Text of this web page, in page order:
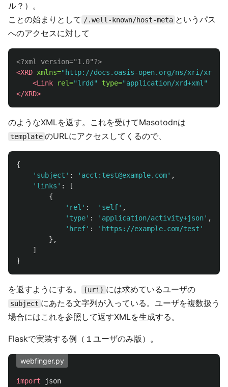
ル？）。
ことの始まりとして /.well-known/host-meta というパス
へのアクセスに対して
<?xml version="1.0"?>
<XRD xmlns="http://docs.oasis-open.org/ns/xri/xrd-
<Link
rel="lrdd" type="application/xrd+xml"
</XRD>
のようなXMLを返す。これを受けてMasotodnは
template のURLにアクセスしてくるので、
{
' subject ' : ' acct:test@example.com' ,
' links ' :
[
{
' rel ' : ' self' ,
' type' : ' application/activity+json' ,
' href' : ' https://example.com/test '
},
]
}
を返すようにする。 {uri} には求めているユーザの
subject にあたる文字列が入っている。ユーザを複数扱う
場合にはこれを参照して返すXMLを生成する。
Flaskで実装する例（１ユーザのみ版）。
webfinger.py
import
json